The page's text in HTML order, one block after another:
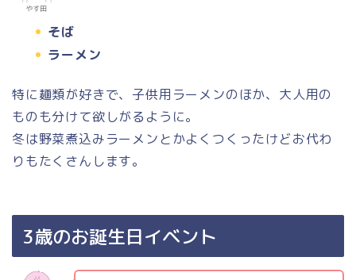
やす田
そば
ラーメン
特に麺類が好きで、子供用ラーメンのほか、大人用の
ものも分けて欲しがるように。
冬は野菜煮込みラーメンとかよくつくったけどお代わ
りもたくさんします。
3歳のお誕生日イベント